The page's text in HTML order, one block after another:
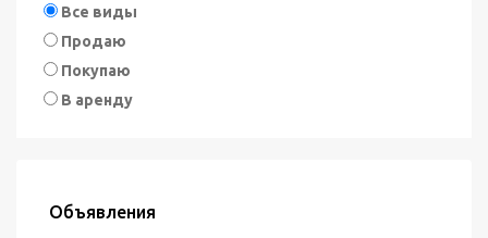
Все виды
Продаю
Покупаю
В аренду
Объявления